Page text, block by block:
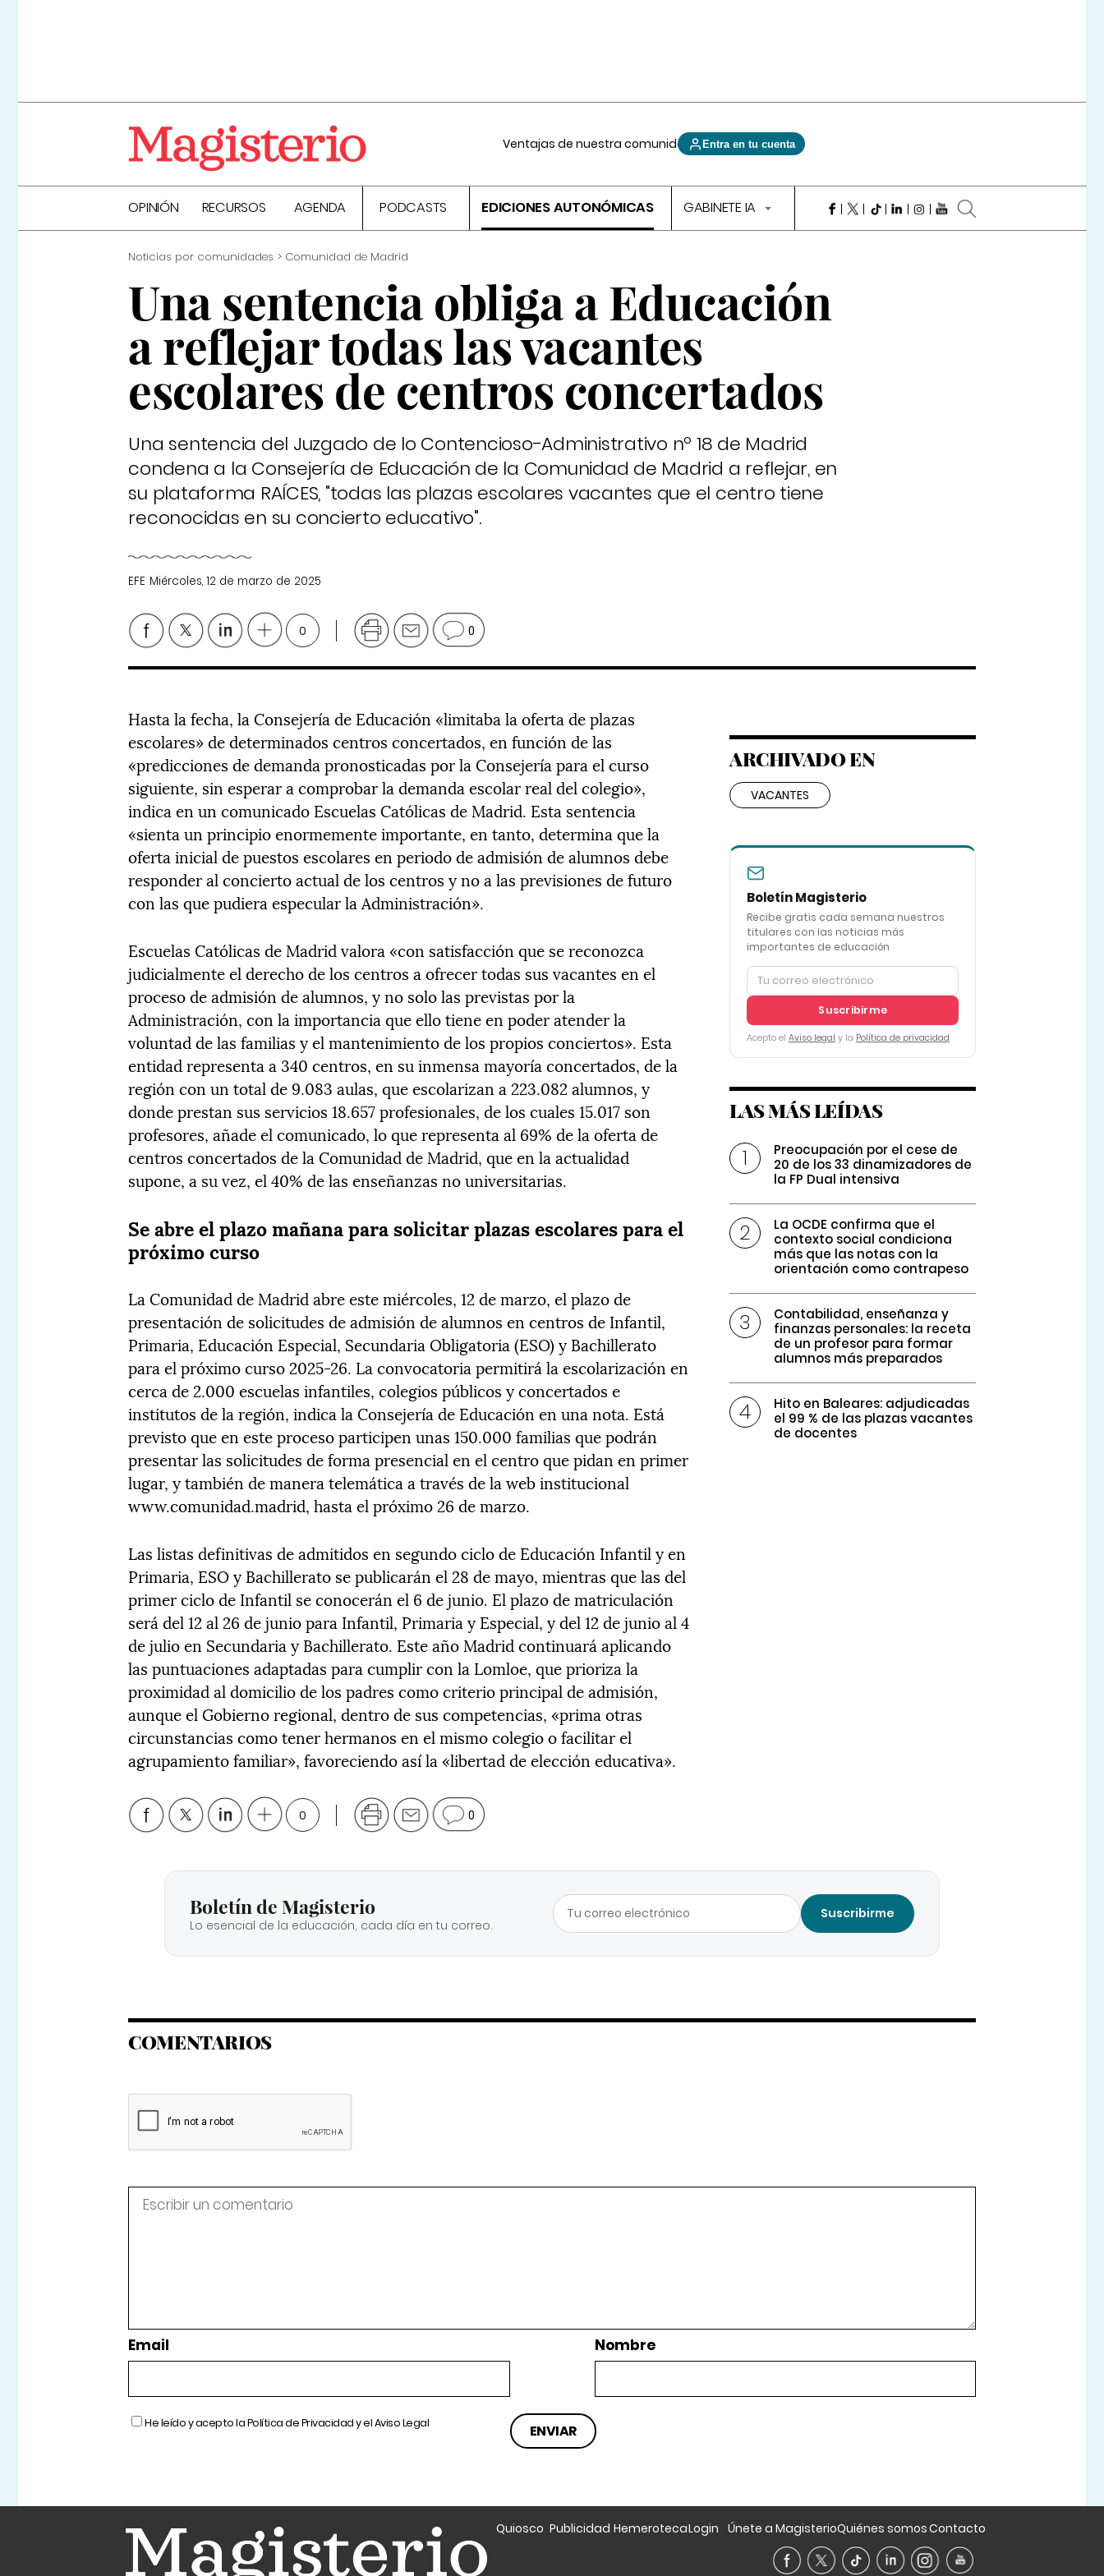
Ventajas de nuestra comunidad Entra en tu cuenta
OPINIÓN RECURSOS AGENDA PODCASTS EDICIONES AUTONÓMICAS GABINETE IA
Noticias por comunidades Comunidad de Madrid
Una sentencia obliga a Educación
a reflejar todas las vacantes
escolares de centros concertados
Una sentencia del Juzgado de lo Contencioso-Administrativo nº 18 de Madrid
condena a la Consejería de Educación de la Comunidad de Madrid a reflejar, en
su plataforma RAÍCES, "todas las plazas escolares vacantes que el centro tiene
reconocidas en su concierto educativo".
EFE Miércoles, 12 de marzo de 2025
0 0
Hasta la fecha, la Consejería de Educación «limitaba la oferta de plazas
escolares» de determinados centros concertados, en función de las
«predicciones de demanda pronosticadas por la Consejería para el curso
siguiente, sin esperar a comprobar la demanda escolar real del colegio»,
indica en un comunicado Escuelas Católicas de Madrid. Esta sentencia
«sienta un principio enormemente importante, en tanto, determina que la
oferta inicial de puestos escolares en periodo de admisión de alumnos debe
responder al concierto actual de los centros y no a las previsiones de futuro
con las que pudiera especular la Administración».
Escuelas Católicas de Madrid valora «con satisfacción que se reconozca
judicialmente el derecho de los centros a ofrecer todas sus vacantes en el
proceso de admisión de alumnos, y no solo las previstas por la
Administración, con la importancia que ello tiene en poder atender la
voluntad de las familias y el mantenimiento de los propios conciertos». Esta
entidad representa a 340 centros, en su inmensa mayoría concertados, de la
región con un total de 9.083 aulas, que escolarizan a 223.082 alumnos, y
donde prestan sus servicios 18.657 profesionales, de los cuales 15.017 son
profesores, añade el comunicado, lo que representa al 69% de la oferta de
centros concertados de la Comunidad de Madrid, que en la actualidad
supone, a su vez, el 40% de las enseñanzas no universitarias.
Se abre el plazo mañana para solicitar plazas escolares para el
próximo curso
La Comunidad de Madrid abre este miércoles, 12 de marzo, el plazo de
presentación de solicitudes de admisión de alumnos en centros de Infantil,
Primaria, Educación Especial, Secundaria Obligatoria (ESO) y Bachillerato
para el próximo curso 2025-26. La convocatoria permitirá la escolarización en
cerca de 2.000 escuelas infantiles, colegios públicos y concertados e
institutos de la región, indica la Consejería de Educación en una nota. Está
previsto que en este proceso participen unas 150.000 familias que podrán
presentar las solicitudes de forma presencial en el centro que pidan en primer
lugar, y también de manera telemática a través de la web institucional
www.comunidad.madrid, hasta el próximo 26 de marzo.
Las listas definitivas de admitidos en segundo ciclo de Educación Infantil y en
Primaria, ESO y Bachillerato se publicarán el 28 de mayo, mientras que las del
primer ciclo de Infantil se conocerán el 6 de junio. El plazo de matriculación
será del 12 al 26 de junio para Infantil, Primaria y Especial, y del 12 de junio al 4
de julio en Secundaria y Bachillerato. Este año Madrid continuará aplicando
las puntuaciones adaptadas para cumplir con la Lomloe, que prioriza la
proximidad al domicilio de los padres como criterio principal de admisión,
aunque el Gobierno regional, dentro de sus competencias, «prima otras
circunstancias como tener hermanos en el mismo colegio o facilitar el
agrupamiento familiar», favoreciendo así la «libertad de elección educativa».
0 0
ARCHIVADO EN
VACANTES
Boletín Magisterio
Recibe gratis cada semana nuestros
titulares con las noticias más
importantes de educación
Suscribirme
Acepto el Aviso legal y la Política de privacidad
LAS MÁS LEÍDAS
Preocupación por el cese de
20 de los 33 dinamizadores de
la FP Dual intensiva
La OCDE confirma que el
contexto social condiciona
más que las notas con la
orientación como contrapeso
Contabilidad, enseñanza y
finanzas personales: la receta
de un profesor para formar
alumnos más preparados
Hito en Baleares: adjudicadas
el 99 % de las plazas vacantes
de docentes
Boletín de Magisterio
Lo esencial de la educación, cada día en tu correo.
Suscribirme
COMENTARIOS
Email Nombre
He leído y acepto laPolítica de Privacidady elAviso Legal
Quiosco Publicidad HemerotecaLogin Únete a MagisterioQuiénes somosContacto